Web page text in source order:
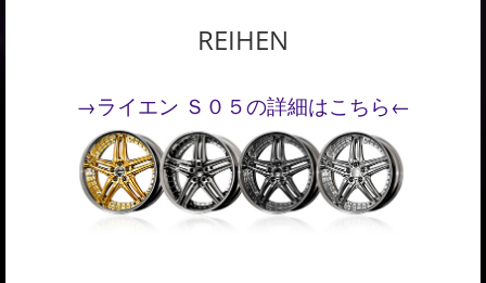
REIHEN
→ライエン Ｓ０５の詳細はこちら←